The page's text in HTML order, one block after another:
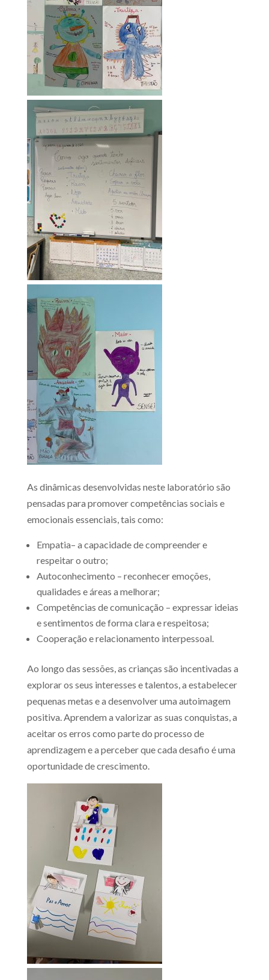
As dinâmicas desenvolvidas neste laboratório são
pensadas para promover competências sociais e
emocionais essenciais, tais como:
Empatia– a capacidade de compreender e
respeitar o outro;
Autoconhecimento – reconhecer emoções,
qualidades e áreas a melhorar;
Competências de comunicação – expressar ideias
e sentimentos de forma clara e respeitosa;
Cooperação e relacionamento interpessoal.
Ao longo das sessões, as crianças são incentivadas a
explorar os seus interesses e talentos, a estabelecer
pequenas metas e a desenvolver uma autoimagem
positiva. Aprendem a valorizar as suas conquistas, a
aceitar os erros como parte do processo de
aprendizagem e a perceber que cada desafio é uma
oportunidade de crescimento.